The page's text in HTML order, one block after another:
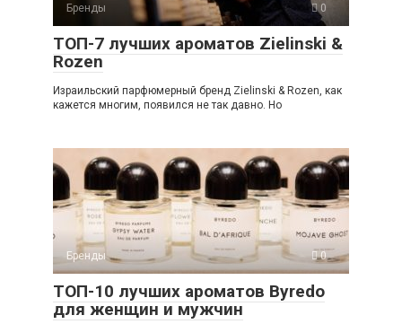
Бренды 0
ТОП-7 лучших ароматов Zielinski &
Rozen
Израильский парфюмерный бренд Zielinski & Rozen, как
кажется многим, появился не так давно. Но
Бренды 0
ТОП-10 лучших ароматов Byredo
для женщин и мужчин